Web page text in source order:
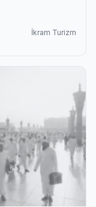
İkram Turizm